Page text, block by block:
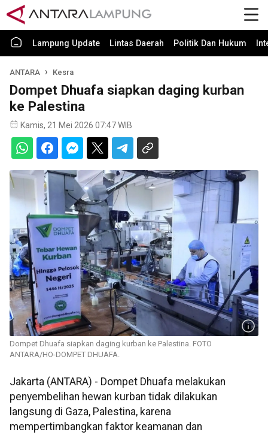
Lampung Update Lintas Daerah Politik Dan Hukum
ANTARA Kesra
Dompet Dhuafa siapkan daging kurban
ke Palestina
Kamis, 21 Mei 2026 07:47 WIB
Dompet Dhuafa siapkan daging kurban ke Palestina. FOTO
ANTARA/HO-DOMPET DHUAFA.
Jakarta (ANTARA) - Dompet Dhuafa melakukan
penyembelihan hewan kurban tidak dilakukan
langsung di Gaza, Palestina, karena
mempertimbangkan faktor keamanan dan